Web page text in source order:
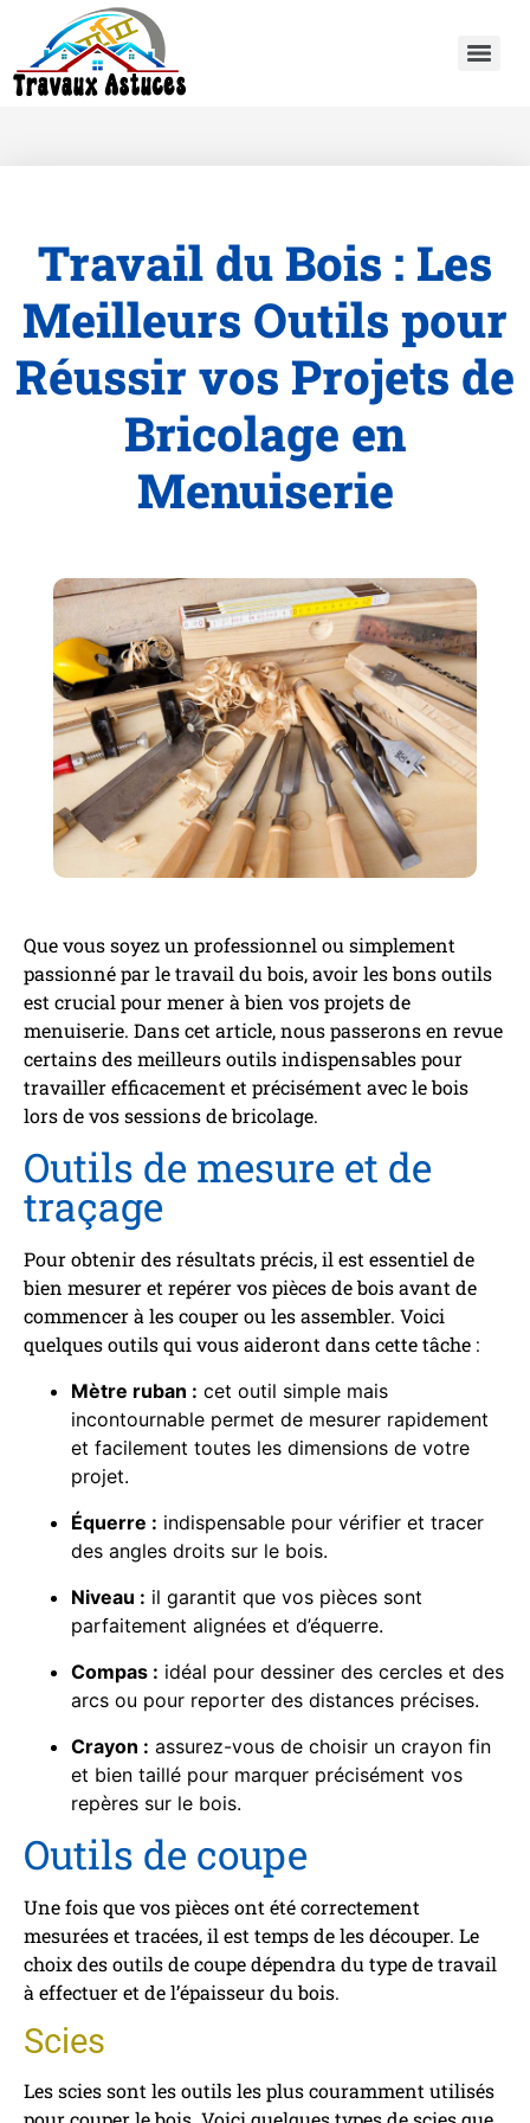
Travail du Bois : Les
Meilleurs Outils pour
Réussir vos Projets de
Bricolage en
Menuiserie
Que vous soyez un professionnel ou simplement
passionné par le travail du bois, avoir les bons outils
est crucial pour mener à bien vos projets de
menuiserie. Dans cet article, nous passerons en revue
certains des meilleurs outils indispensables pour
travailler efficacement et précisément avec le bois
lors de vos sessions de bricolage.
Outils de mesure et de
traçage
Pour obtenir des résultats précis, il est essentiel de
bien mesurer et repérer vos pièces de bois avant de
commencer à les couper ou les assembler. Voici
quelques outils qui vous aideront dans cette tâche :
Mètre ruban : cet outil simple mais
incontournable permet de mesurer rapidement
et facilement toutes les dimensions de votre
projet.
Équerre : indispensable pour vérifier et tracer
des angles droits sur le bois.
Niveau : il garantit que vos pièces sont
parfaitement alignées et d’équerre.
Compas : idéal pour dessiner des cercles et des
arcs ou pour reporter des distances précises.
Crayon : assurez-vous de choisir un crayon fin
et bien taillé pour marquer précisément vos
repères sur le bois.
Outils de coupe
Une fois que vos pièces ont été correctement
mesurées et tracées, il est temps de les découper. Le
choix des outils de coupe dépendra du type de travail
à effectuer et de l’épaisseur du bois.
Scies
Les scies sont les outils les plus couramment utilisés